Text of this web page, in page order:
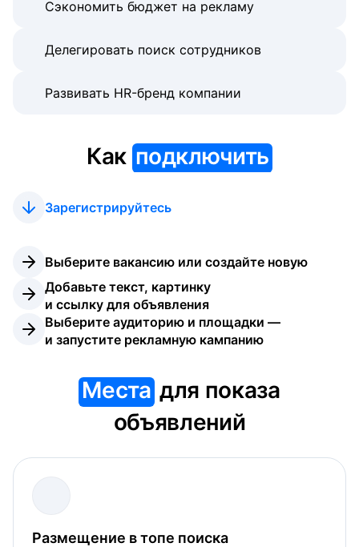
Сэкономить бюджет на рекламу
Делегировать поиск сотрудников
Развивать HR-бренд компании
Как подключить
Зарегистрируйтесь
Выберите вакансию или создайте новую
Добавьте текст, картинку
и ссылку для объявления
Выберите аудиторию и площадки —
и запустите рекламную кампанию
Местадля показа
объявлений
Размещение в топе поиска